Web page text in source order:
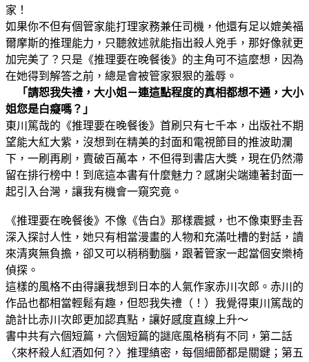
家！
如果你不但有個管家能打理家務兼任司機，他還有足以媲美福
爾摩斯的推理能力，只聽敘述就能指出殺人兇手，那好像就更
加完美了？只是《推理要在晚餐後》的主角可不這麼想，因為
在她得到解答之前，總是會被管家狠狠的羞辱。
「請恕我失禮，大小姐－連這點程度的真相都想不通，大小
姐您是白癡嗎？」
東川篤哉的《推理要在晚餐後》首刷只有七千本，出版社不期
望能大紅大紫，沒想到在精美的封面和電視節目的推波助瀾
下，一刷再刷，賣破百萬本，不但得到書店大獎，現在仍然滯
留在排行榜中！到底這本書有什麼魅力？感謝尖端連著封面一
起引入台灣，讓我有機會一窺究竟。
《推理要在晚餐後》不像《告白》那樣震撼，也不像東野圭吾
深入探討人性，她只有相當漫畫的人物和充滿吐槽的對話，讀
來清爽無負擔，卻又可以稍稍動腦，跟著管家一起當個安樂椅
偵探。
這樣的風格不由得讓我想到日本的人氣作家赤川次郎。赤川的
作品也都相當輕鬆有趣，但恕我失禮（！）我覺得東川篤哉的
詭計比赤川次郎更加認真點，讓好感度直線上升～
書中共有六個短篇，六個短篇的謎底風格稍有不同，第二話
〈來杯殺人紅酒如何？〉推理縝密，每個細節都是關鍵；第五